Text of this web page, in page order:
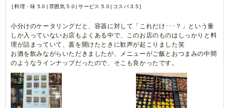
料理・味 5.0 雰囲気 5.0 サービス 5.0 コスパ 3.5
小分けのケータリングだと、容器に対して「これだけ･･･？」という量
しか入っていないお店もよくある中で、このお店のものはしっかりと料
理が詰まっていて、蓋を開けたときに歓声が起こりました笑
お酒を飲みながらいただきましたが、メニューがご飯とおつまみの中間
のようなラインナップだったので、そこも良かったです。